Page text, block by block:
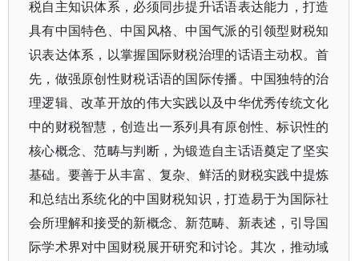
税自主知识体系，必须同步提升话语表达能力，打造
具有中国特色、中国风格、中国气派的引领型财税知
识表达体系，以掌握国际财税治理的话语主动权。首
先，做强原创性财税话语的国际传播。中国独特的治
理逻辑、改革开放的伟大实践以及中华优秀传统文化
中的财税智慧，创造出一系列具有原创性、标识性的
核心概念、范畴与判断，为锻造自主话语奠定了坚实
基础。要善于从丰富、复杂、鲜活的财税实践中提炼
和总结出系统化的中国财税知识，打造易于为国际社
会所理解和接受的新概念、新范畴、新表述，引导国
际学术界对中国财税展开研究和讨论。其次，推动域